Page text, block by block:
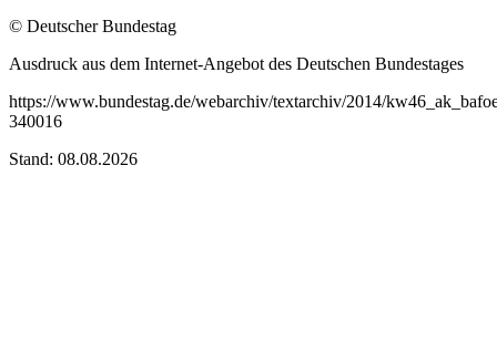
© Deutscher Bundestag
Ausdruck aus dem Internet-Angebot des Deutschen Bundestages
https://www.bundestag.de/webarchiv/textarchiv/2014/
340016
Stand: 08.08.2026